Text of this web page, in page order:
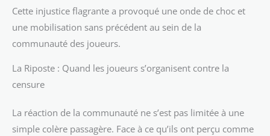
Cette injustice flagrante a provoqué une onde de choc et
une mobilisation sans précédent au sein de la
communauté des joueurs.
La Riposte : Quand les joueurs s’organisent contre la
censure
La réaction de la communauté ne s’est pas limitée à une
simple colère passagère. Face à ce qu’ils ont perçu comme